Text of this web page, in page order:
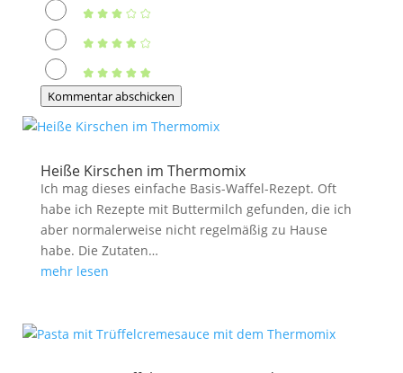
Kommentar abschicken
Heiße Kirschen im Thermomix
Ich mag dieses einfache Basis-Waffel-Rezept. Oft
habe ich Rezepte mit Buttermilch gefunden, die ich
aber normalerweise nicht regelmäßig zu Hause
habe. Die Zutaten…
mehr lesen